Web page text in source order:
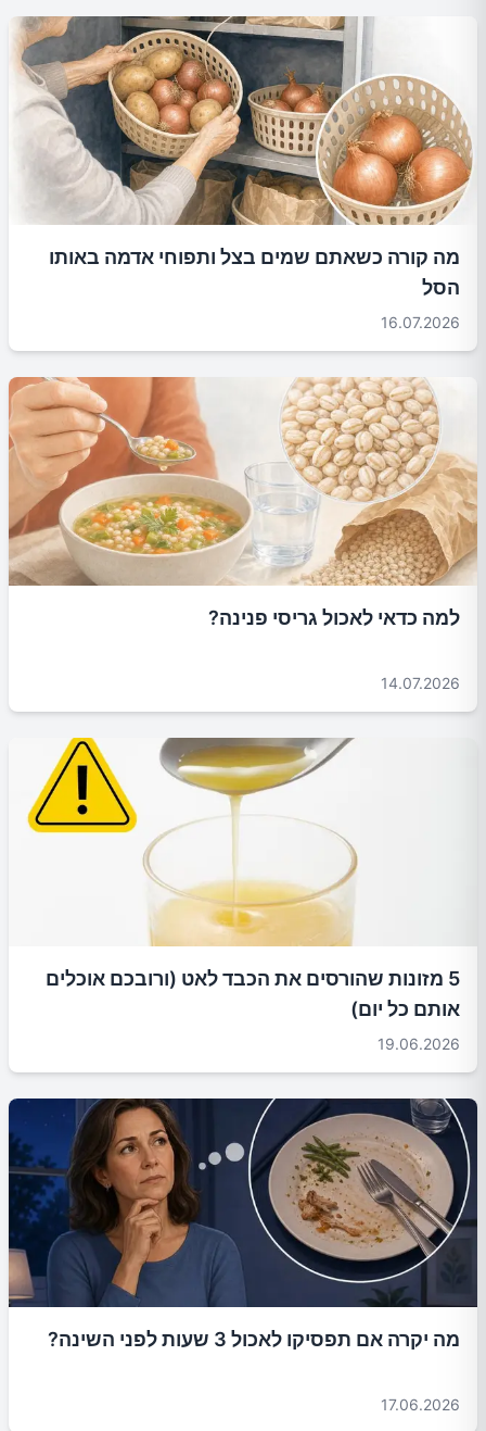
מה קורה כשאתם שמים בצל ותפוחי אדמה באותו
הסל
16.07.2026
למה כדאי לאכול גריסי פנינה?
14.07.2026
5 מזונות שהורסים את הכבד לאט (ורובכם אוכלים
אותם כל יום)
19.06.2026
מה יקרה אם תפסיקו לאכול 3 שעות לפני השינה?
17.06.2026